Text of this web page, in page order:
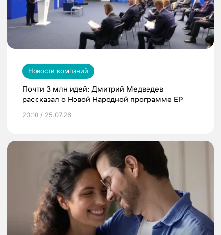
Новости компаний
Почти 3 млн идей: Дмитрий Медведев
рассказал о Новой Народной программе ЕР
20:10 / 25.07.26